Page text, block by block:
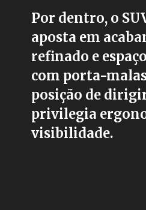
Por dentro, o
aposta em
refinado e
com porta-
posição de
privilegia
visibilidade.